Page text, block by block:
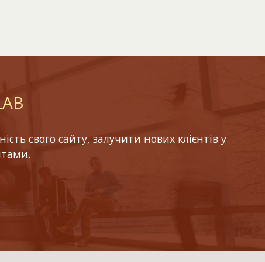
свого сайту, залучити нових клієнтів у